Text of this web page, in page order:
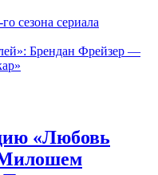
сезона сериала
Брендан Фрейзер —
«Любовь
Милошем